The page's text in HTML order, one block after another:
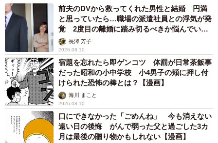
前夫のDVから救ってくれた男性と結婚 円満
と思っていたら…職場の派遣社員との浮気が発
覚 2度目の離婚に踏み切るべきか悩んでいま
す【夫婦関係修復カウンセラーが解説】
長澤 芳子
2026.08.10
宿題を忘れたら即ゲンコツ 体罰が日常茶飯事
だった昭和の小中学校 小4男子の頬に押し付
けられた恐怖の棒とは？【漫画】
海川 まこと
2026.08.10
口にできなかった「ごめんね」 今も消えない
遠い日の後悔 がんで弱った父と過ごした3カ
月は最後の贈り物かもしれない【漫画】